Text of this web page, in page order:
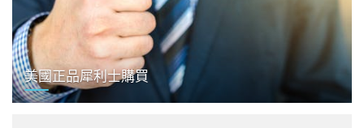
美國正品犀利士購買